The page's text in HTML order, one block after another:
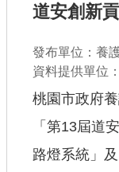
公共工程
回首頁
網站導覽
道安創新
發布單位：養
資料提供單位
桃園市政府
「第13屆道
路燈系統」